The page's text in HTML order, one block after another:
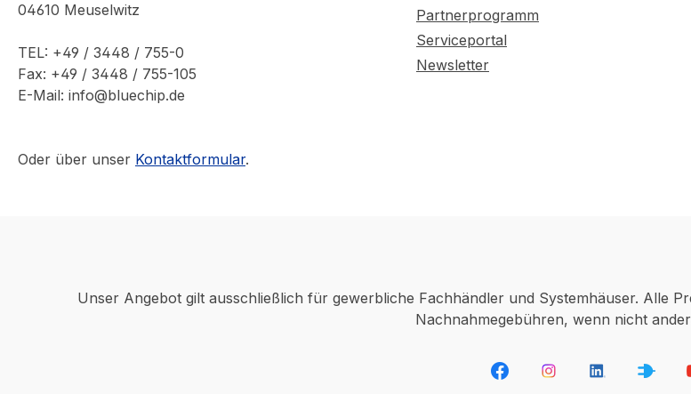
04610 Meuselwitz
TEL: +49 / 3448 / 755-0
Fax: +49 / 3448 / 755-105
E-Mail: info@bluechip.de
Oder über unser Kontaktformular.
Partnerprogramm
Serviceportal
Newsletter
Unser Angebot gilt ausschließlich für gewerbliche Fachhändler und Systemhäuser. Alle
Nachnahmegebühren, wenn nicht